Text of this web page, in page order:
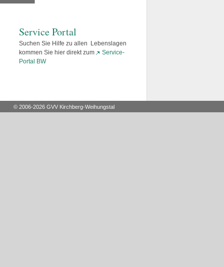
Service Portal
Suchen Sie Hilfe zu allen Lebenslagen
kommen Sie hier direkt zum
Service-
Portal BW
© 2006-2026 GVV Kirchberg-Weihungstal